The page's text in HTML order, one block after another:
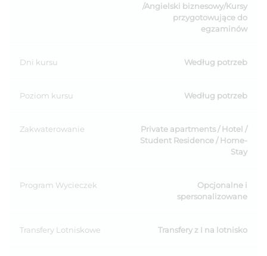
/Angielski biznesowy/Kursy
przygotowujące do
egzaminów
Dni kursu Według potrzeb
Poziom kursu Według potrzeb
Zakwaterowanie
Private apartments / Hotel /
Student Residence / Home-
Stay
Program Wycieczek
Opcjonalne i
spersonalizowane
Transfery Lotniskowe Transfery z I na lotnisko